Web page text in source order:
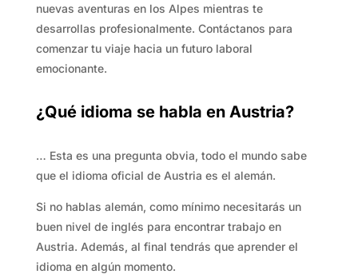
nuevas aventuras en los Alpes mientras te
desarrollas profesionalmente. Contáctanos para
comenzar tu viaje hacia un futuro laboral
emocionante.
¿Qué idioma se habla en Austria?
… Esta es una pregunta obvia, todo el mundo sabe
que el idioma oficial de Austria es el alemán.
Si no hablas alemán, como mínimo necesitarás un
buen nivel de inglés para encontrar trabajo en
Austria. Además, al final tendrás que aprender el
idioma en algún momento.